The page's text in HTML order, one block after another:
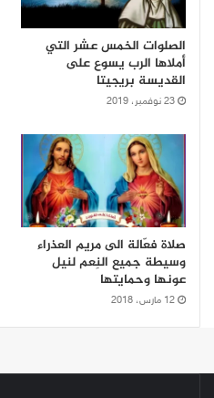
الصلوات الخمس عشر التي
أملاها الرب يسوع على
القديسة بريجيتا
23 نوفمبر، 2019
صلاة فعّالة الى مريم العذراء
وسيطة جميع النِعم لنيل
عونها وحمايتها
12 مارس، 2018